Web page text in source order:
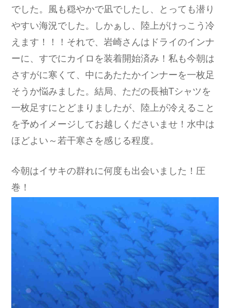
でした。風も穏やかで凪でしたし、とっても潜り
やすい海況でした。しかぁし、陸上がけっこう冷
えます！！！それで、岩崎さんはドライのインナ
ーに、すでにカイロを装着開始済み！私も今朝は
さすがに寒くて、中にあたたかインナーを一枚足
そうか悩みました。結局、ただの長袖Tシャツを
一枚足すにとどまりましたが、陸上が冷えること
を予めイメージしてお越しくださいませ！水中は
ほどよい～若干寒さを感じる程度。
今朝はイサキの群れに何度も出会いました！圧
巻！